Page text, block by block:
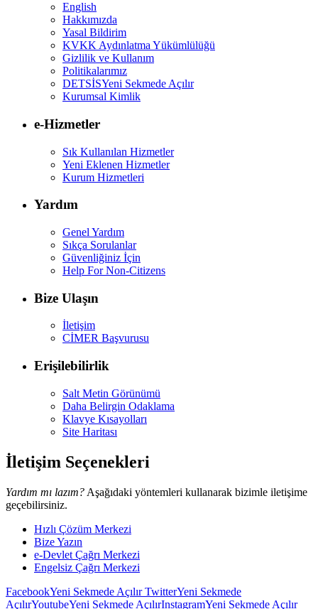
English
Hakkımızda
Yasal Bildirim
KVKK Aydınlatma Yükümlülüğü
Gizlilik ve Kullanım
Politikalarımız
DETSİSYeni Sekmede Açılır
Kurumsal Kimlik
e-Hizmetler
Sık Kullanılan Hizmetler
Yeni Eklenen Hizmetler
Kurum Hizmetleri
Yardım
Genel Yardım
Sıkça Sorulanlar
Güvenliğiniz İçin
Help For Non-Citizens
Bize Ulaşın
İletişim
CİMER Başvurusu
Erişilebilirlik
Salt Metin Görünümü
Daha Belirgin Odaklama
Klavye Kısayolları
Site Haritası
İletişim Seçenekleri
Yardım mı lazım? Aşağıdaki yöntemleri kullanarak bizimle iletişime
geçebilirsiniz.
Hızlı Çözüm Merkezi
Bize Yazın
e-Devlet Çağrı Merkezi
Engelsiz Çağrı Merkezi
FacebookYeni Sekmede AçılırTwitterYeni Sekmede
AçılırYoutubeYeni Sekmede AçılırInstagramYeni Sekmede Açılır